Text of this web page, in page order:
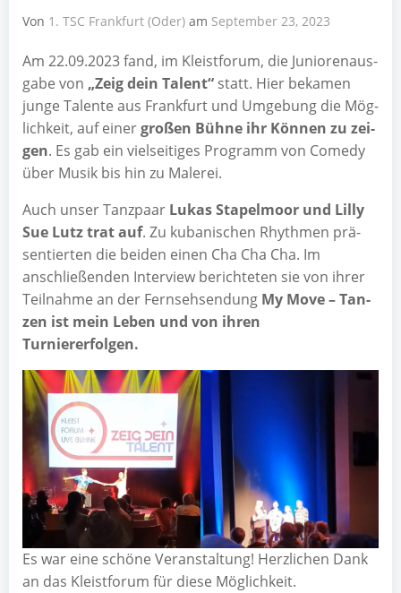
Von 1. TSC Frankfurt (Oder) am September 23, 2023
Am 22.09.2023 fand, im Kleist­fo­rum, die Junio­ren­aus­
ga­be von „Zeig dein Talent“ statt. Hier beka­men
jun­ge Talen­te aus Frank­furt und Umge­bung die Mög­
lich­keit, auf einergro­ßen Büh­ne ihr Kön­nen zu zei­
gen. Es gab ein viel­sei­ti­ges Pro­gramm von Come­dy
über Musik bis hin zu Malerei.
Auch unser Tanz­paar Lukas Sta­pel­moor und Lil­ly
Sue Lutz trat auf. Zu kuba­ni­schen Rhyth­men prä­
sen­tier­ten die bei­den einen Cha Cha Cha. Im
anschlie­ßen­den Inter­view berich­te­ten sie von ihrer
Teil­nah­me an der Fern­seh­sen­dung My Move – Tan­
zen ist mein Leben und von ihren
Turniererfolgen.
Es war eine schö­ne Ver­an­stal­tung! Herz­li­chen Dank
an das Kleist­fo­rum für die­se Möglichkeit.